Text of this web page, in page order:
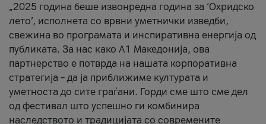
„2025 година беше извонредна година за ‘Охридско
лето’, исполнета со врвни уметнички изведби,
свежина во програмата и инспиративна енергија од
публиката. За нас како A1 Македонија, ова
партнерство е потврда на нашата корпоративна
стратегија – да ја приближиме културата и
уметноста до сите граѓани. Горди сме што сме дел
од фестивал што успешно ги комбинира
наследството и традицијата со современите